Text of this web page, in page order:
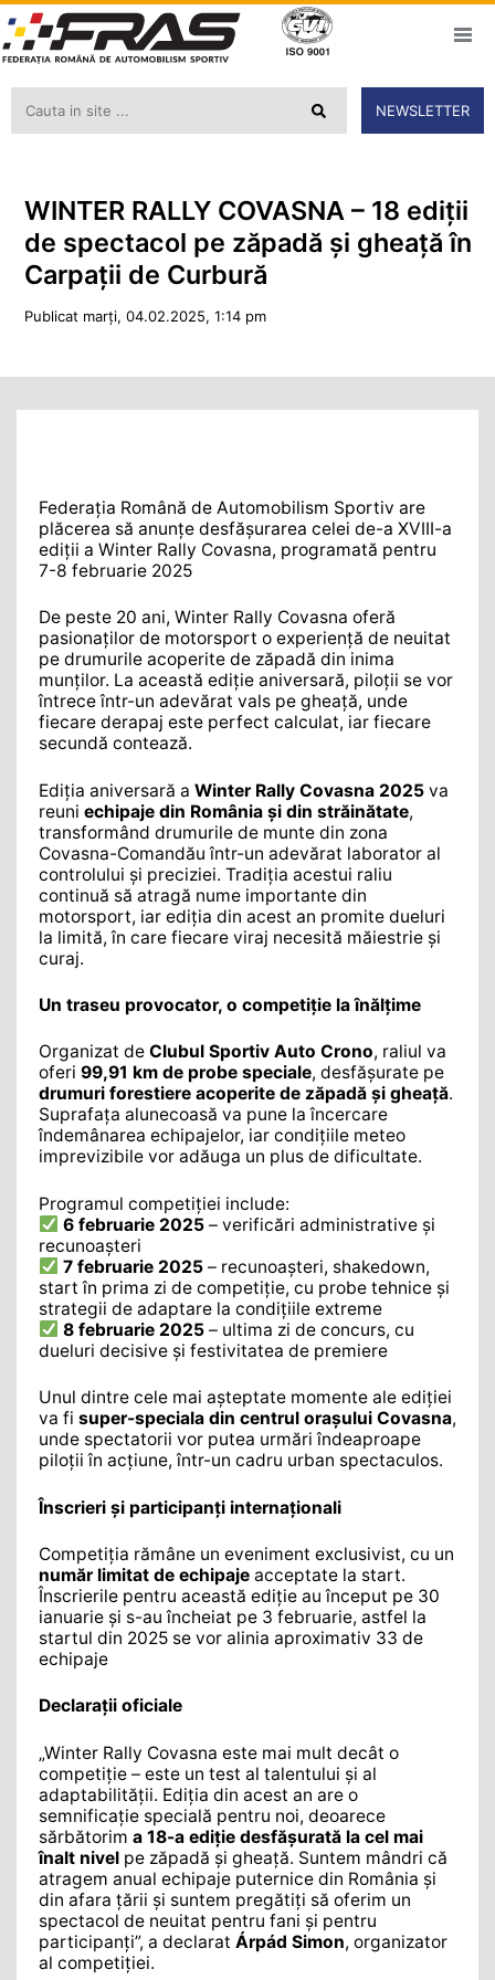
NEWSLETTER
WINTER RALLY COVASNA – 18 ediții
de spectacol pe zăpadă și gheață în
Carpații de Curbură
Publicat marți, 04.02.2025, 1:14 pm
Federația Română de Automobilism Sportiv are
plăcerea să anunțe desfășurarea celei de-a XVIII-a
ediții a Winter Rally Covasna, programată pentru
7-8 februarie 2025
De peste 20 ani, Winter Rally Covasna oferă
pasionaților de motorsport o experiență de neuitat
pe drumurile acoperite de zăpadă din inima
munților. La această ediție aniversară, piloții se vor
întrece într-un adevărat vals pe gheață, unde
fiecare derapaj este perfect calculat, iar fiecare
secundă contează.
Ediția aniversară a Winter Rally Covasna 2025 va
reuni echipaje din România și din străinătate,
transformând drumurile de munte din zona
Covasna-Comandău într-un adevărat laborator al
controlului și preciziei. Tradiția acestui raliu
continuă să atragă nume importante din
motorsport, iar ediția din acest an promite dueluri
la limită, în care fiecare viraj necesită măiestrie și
curaj.
Un traseu provocator, o competiție la înălțime
Organizat de Clubul Sportiv Auto Crono, raliul va
oferi 99,91 km de probe speciale, desfășurate pe
drumuri forestiere acoperite de zăpadă și gheață.
Suprafața alunecoasă va pune la încercare
îndemânarea echipajelor, iar condițiile meteo
imprevizibile vor adăuga un plus de dificultate.
Programul competiției include:
6 februarie 2025– verificări administrative și
recunoașteri
7 februarie 2025– recunoașteri, shakedown,
start în prima zi de competiție, cu probe tehnice și
strategii de adaptare la condițiile extreme
8 februarie 2025– ultima zi de concurs, cu
dueluri decisive și festivitatea de premiere
Unul dintre cele mai așteptate momente ale ediției
va fi super-speciala din centrul orașului Covasna,
unde spectatorii vor putea urmări îndeaproape
piloții în acțiune, într-un cadru urban spectaculos.
Înscrieri și participanți internaționali
Competiția rămâne un eveniment exclusivist, cu un
număr limitat de echipaje acceptate la start.
Înscrierile pentru această ediție au început pe 30
ianuarie și s-au încheiat pe 3 februarie, astfel la
startul din 2025 se vor alinia aproximativ 33 de
echipaje
Declarații oficiale
„Winter Rally Covasna este mai mult decât o
competiție – este un test al talentului și al
adaptabilității. Ediția din acest an are o
semnificație specială pentru noi, deoarece
sărbătorim a 18-a ediție desfășurată la cel mai
înalt nivel pe zăpadă și gheață. Suntem mândri că
atragem anual echipaje puternice din România și
din afara țării și suntem pregătiți să oferim un
spectacol de neuitat pentru fani și pentru
participanți”, a declarat Árpád Simon, organizator
al competiției.